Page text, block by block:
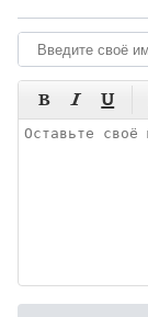
  